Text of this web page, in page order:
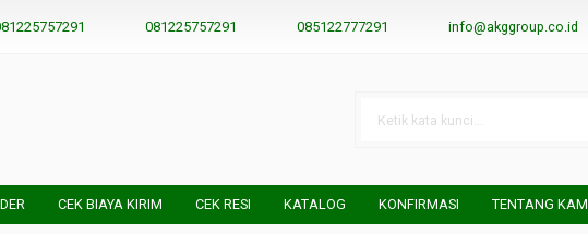
081225757291 085122777291 info@akggroup.co.id
CEK BIAYA KIRIM CEK RESI KATALOG KONFIRMASI TENTANG